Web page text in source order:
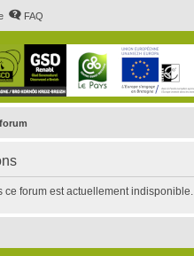
FAQ
ce forum est actuellement indisponible.